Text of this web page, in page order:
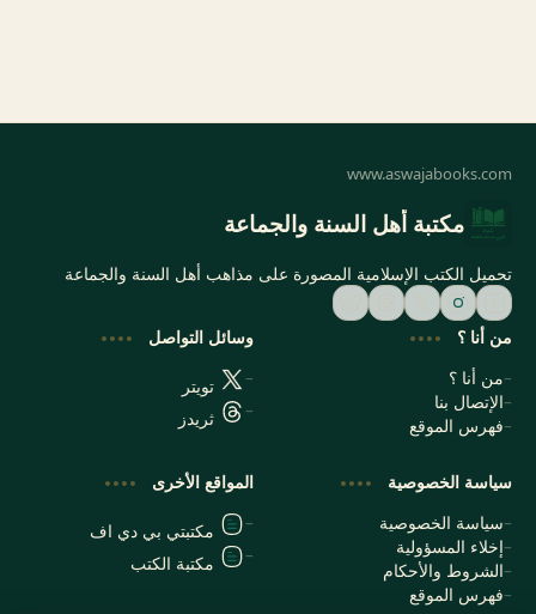
مكتبة أهل السنة والجماعة
تحميل الكتب الإسلامية المصورة على مذاهب أهل السنة والجماعة
من أنا ؟
من أنا ؟
الإتصال بنا
فهرس الموقع
وسائل التواصل
تويتر
ثريدز
سياسة الخصوصية
سياسة الخصوصية
إخلاء المسؤولية
الشروط والأحكام
فهرس الموقع
المواقع الأخرى
مكتبتي بي دي اف
مكتبة الكتب